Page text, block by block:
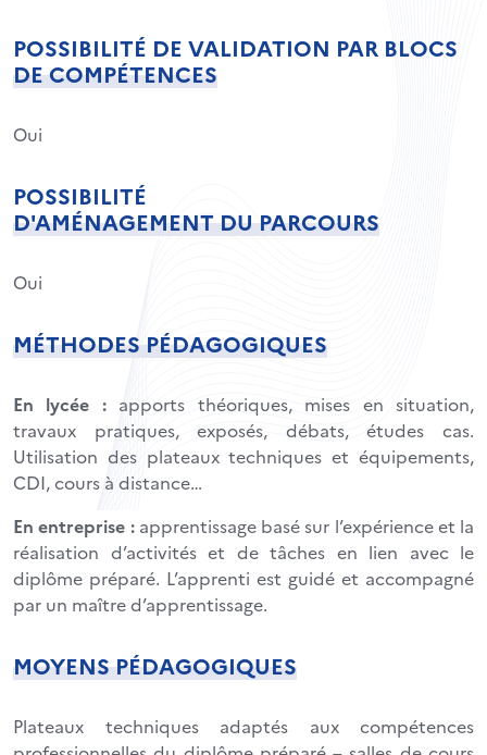
POSSIBILITÉ DE VALIDATION PAR BLOCS
DE COMPÉTENCES
Oui
POSSIBILITÉ
D'AMÉNAGEMENT DU PARCOURS
Oui
MÉTHODES PÉDAGOGIQUES
En lycée :apports théoriques, mises en situation,
travaux pratiques, exposés, débats, études cas.
Utilisation des plateaux techniques et équipements,
CDI, cours à distance…
En entreprise :apprentissage basé sur l’expérience et la
réalisation d’activités et de tâches en lien avec le
diplôme préparé. L’apprenti est guidé et accompagné
par un maître d’apprentissage.
MOYENS PÉDAGOGIQUES
Plateaux techniques adaptés aux compétences